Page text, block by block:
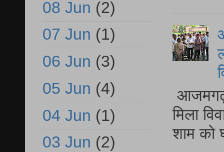
आजमगढ़
मिला
शाम को
08 Jun (2)
07 Jun (1)
06 Jun (3)
05 Jun (4)
04 Jun (1)
03 Jun (2)